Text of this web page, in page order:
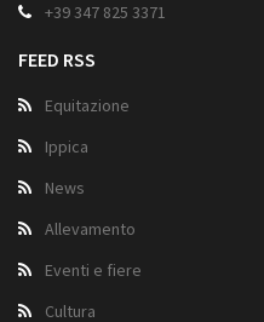
+39 347 825 3371
FEED RSS
Equitazione
Ippica
News
Allevamento
Eventi e fiere
Cultura